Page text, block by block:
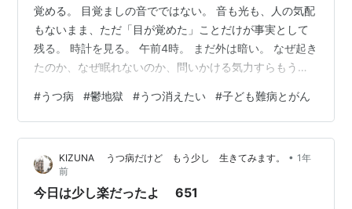
覚める。 目覚ましの音でではない。 音も光も、人の気配
もないまま、ただ「目が覚めた」ことだけが事実として
残る。 時計を見る。 午前4時。 まだ外は暗い。 なぜ起き
たのか、なぜ眠れないのか、問いかける気力すらもうな
く、恐怖でもなく、もっと無味無臭のもの。 言葉になら
ない重さで、心を圧し潰してくる。 再び目を閉じる。 眠
れるはずがない。 体は鉛のように重く、ベッドはまるで
地獄の底に通じているかのように深い。 起き上がろうと
すれば吐き気がする。 心臓の鼓動が速くなる。 何もして
いないのに、体が「…
#うつ病 #鬱地獄 #うつ消えたい #子ども難病とがん
KIZUNA うつ病だけど もう少し 生きてみます。 • 1年
前
今日は少し楽だったよ 651